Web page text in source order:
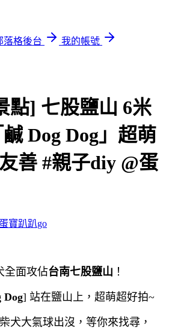
落格後台
我的帳號
點] 七股鹽山 6米
Dog Dog」超萌
善 #親子diy @蛋
寶趴趴go
全面攻佔台南七股鹽山 ！
Dog] 站在鹽山上，超萌超好拍~
犬大氣球出沒，等你來找尋，